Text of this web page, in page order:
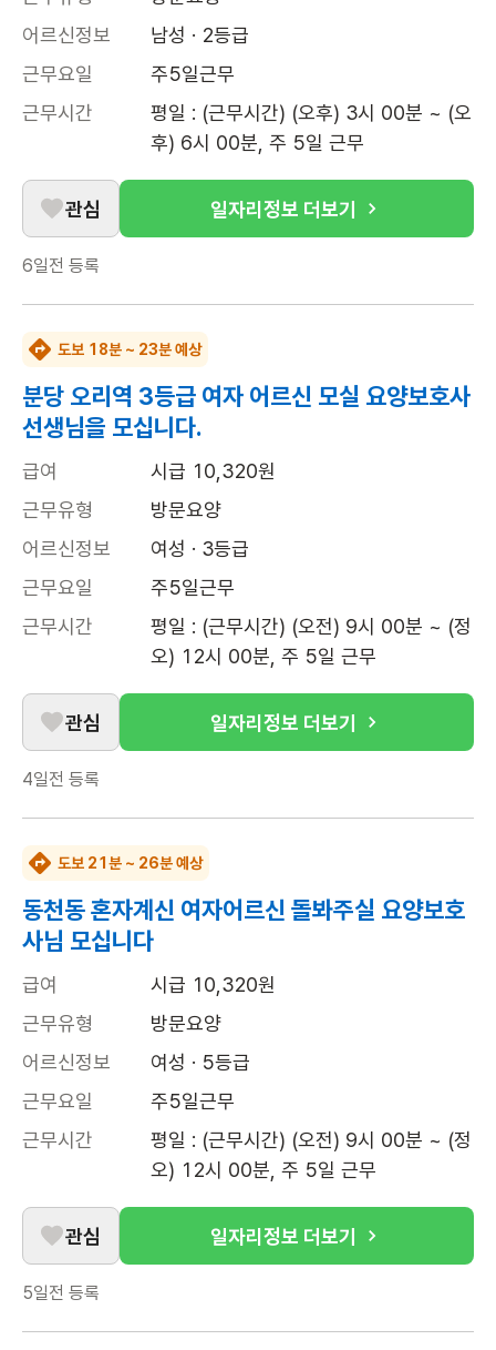
어르신정보
남성 · 2등급
근무요일
주5일근무
근무시간
평일 : (근무시간) (오후) 3시 00분 ~ (오
후) 6시 00분, 주 5일 근무
관심 일자리정보 더보기
6일전 등록
도보 18분 ~ 23분 예상
분당 오리역 3등급 여자 어르신 모실 요양보호사
선생님을 모십니다.
급여
시급 10,320원
근무유형
방문요양
어르신정보
여성 · 3등급
근무요일
주5일근무
근무시간
평일 : (근무시간) (오전) 9시 00분 ~ (정
오) 12시 00분, 주 5일 근무
관심 일자리정보 더보기
4일전 등록
도보 21분 ~ 26분 예상
동천동 혼자계신 여자어르신 돌봐주실 요양보호
사님 모십니다
급여
시급 10,320원
근무유형
방문요양
어르신정보
여성 · 5등급
근무요일
주5일근무
근무시간
평일 : (근무시간) (오전) 9시 00분 ~ (정
오) 12시 00분, 주 5일 근무
관심 일자리정보 더보기
5일전 등록